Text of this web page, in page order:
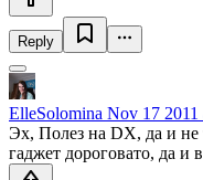
Reply
ElleSolomina Nov 17 2011
Эх, Полез на DX, да и не
гаджет дороговато, да и